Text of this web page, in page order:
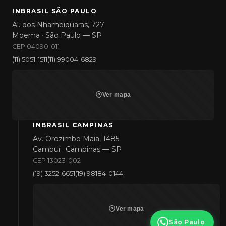
INBRASIL SÃO PAULO
Al. dos Nhambiquaras, 727
Moema · São Paulo — SP
CEP 04090-011
(11) 5051-1511(11) 99004-6829
Ver mapa
INBRASIL CAMPINAS
Av. Orozimbo Maia, 1485
Cambuí · Campinas — SP
CEP 13023-002
(19) 3252-6651(19) 98184-0144
Ver mapa
São Paulo